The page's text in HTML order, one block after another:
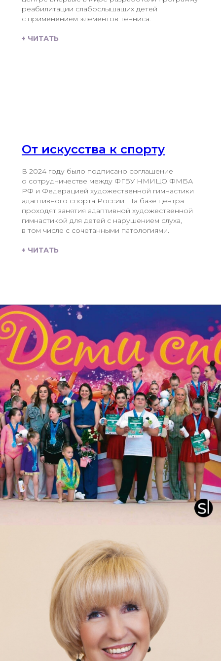
реабилитации слабослышащих детей
с применением элементов тенниса.
+ ЧИТАТЬ
От искусства к спорту
В 2024 году было подписано соглашение
о сотрудничестве между ФГБУ НМИЦО ФМБА
РФ и Федерацией художественной гимнастики
адаптивного спорта России. На базе центра
проходят занятия адаптивной художественной
гимнастикой для детей с нарушением слуха,
в том числе с сочетанными патологиями.
+ ЧИТАТЬ